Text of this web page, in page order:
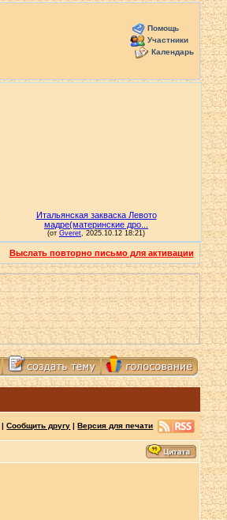
Помощь
Участники
Календарь
Выслать повторно письмо для активации
|Сообщить другу |Версия для печати